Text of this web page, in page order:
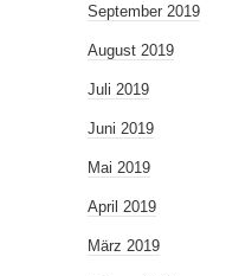
September 2019
August 2019
Juli 2019
Juni 2019
Mai 2019
April 2019
März 2019